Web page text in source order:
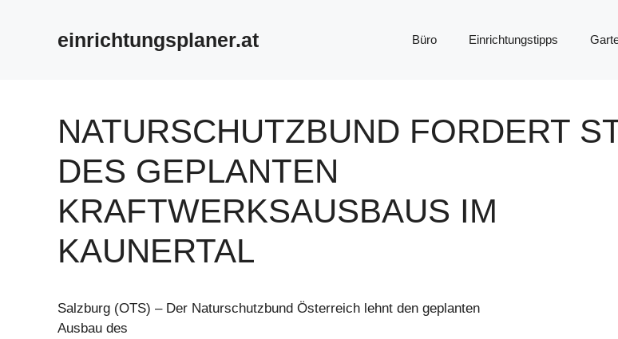
einrichtungsplaner.at Büro Einrichtungstipps
NATURSCHUTZBUND FORDERT
DES GEPLANTEN
KRAFTWERKSAUSBAUS IM
KAUNERTAL
Salzburg (OTS) – Der Naturschutzbund Österreich lehnt den geplanten
Ausbau des